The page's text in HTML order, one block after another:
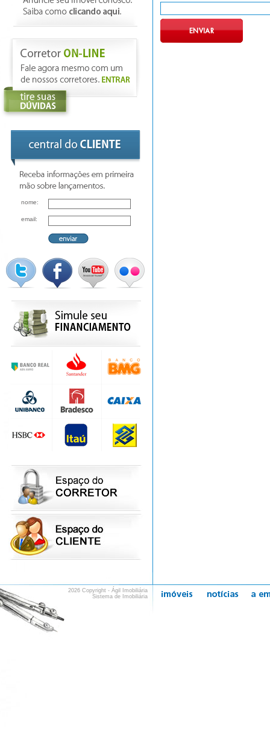
nome:
email:
2026 Copyright - Ágil Imobiliária
Sistema de Imobiliária